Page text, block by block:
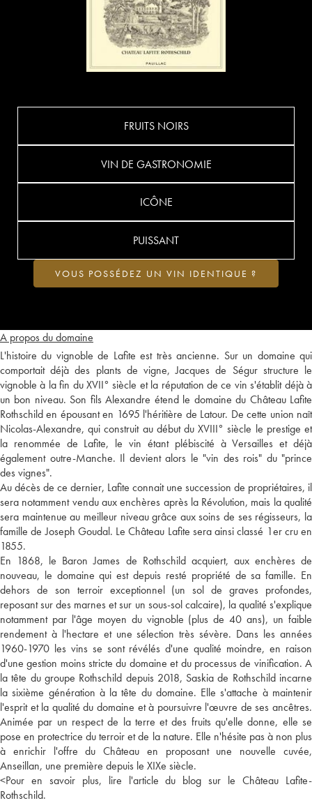
A propos du domaine
L'histoire du vignoble de Lafite est très ancienne. Sur un domaine qui
comportait déjà des plants de vigne, Jacques de Ségur structure le
vignoble à la fin du XVII° siècle et la réputation de ce vin s'établit déjà à
un bon niveau. Son fils Alexandre étend le domaine du Château Lafite
Rothschild en épousant en 1695 l'héritière de Latour. De cette union naît
Nicolas-Alexandre, qui construit au début du XVIII° siècle le prestige et
la renommée de Lafite, le vin étant plébiscité à Versailles et déjà
également outre-Manche. Il devient alors le "vin des rois" du "prince
des vignes".
Au décès de ce dernier, Lafite connait une succession de propriétaires, il
sera notamment vendu aux enchères après la Révolution, mais la qualité
sera maintenue au meilleur niveau grâce aux soins de ses régisseurs, la
famille de Joseph Goudal. Le Château Lafite sera ainsi classé 1er cru en
1855.
En 1868, le Baron James de Rothschild acquiert, aux enchères de
nouveau, le domaine qui est depuis resté propriété de sa famille. En
dehors de son terroir exceptionnel (un sol de graves profondes,
reposant sur des marnes et sur un sous-sol calcaire), la qualité s'explique
notamment par l'âge moyen du vignoble (plus de 40 ans), un faible
rendement à l'hectare et une sélection très sévère. Dans les années
1960-1970 les vins se sont révélés d'une qualité moindre, en raison
d'une gestion moins stricte du domaine et du processus de vinification. A
la tête du groupe Rothschild depuis 2018, Saskia de Rothschild incarne
la sixième génération à la tête du domaine. Elle s'attache à maintenir
l'esprit et la qualité du domaine et à poursuivre l'œuvre de ses ancêtres.
Animée par un respect de la terre et des fruits qu'elle donne, elle se
pose en protectrice du terroir et de la nature. Elle n'hésite pas à non plus
à enrichir l'offre du Château en proposant une nouvelle cuvée,
Anseillan, une première depuis le XIXe siècle.
<Pour en savoir plus, lire l'article du blog sur le Château Lafite-
Rothschild.
FRUITS NOIRS
VIN DE GASTRONOMIE
ICÔNE
PUISSANT
VOUS POSSÉDEZ UN VIN IDENTIQUE ?